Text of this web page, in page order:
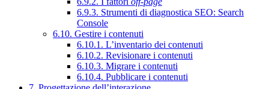
6.9.3. Strumenti di diagnostica SEO: Search
Console
6.10. Gestire i contenuti
6.10.1. L’inventario dei contenuti
6.10.2. Revisionare i contenuti
6.10.3. Migrare i contenuti
6.10.4. Pubblicare i contenuti